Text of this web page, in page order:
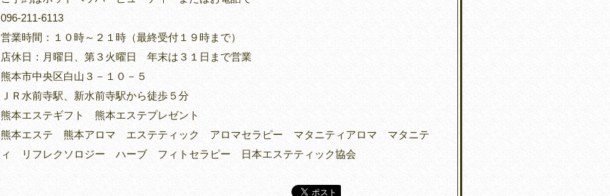
096-211-6113
営業時間：１０時～２１時（最終受付１９時まで）
店休日：月曜日、第３火曜日 年末は３１日まで営業
熊本市中央区白山３－１０－５
ＪＲ水前寺駅、新水前寺駅から徒歩５分
熊本エステギフト 熊本エステプレゼント
熊本エステ 熊本アロマ エステティック アロマセラピー マタニティアロマ マタニテ
ィ リフレクソロジー ハーブ フィトセラピー 日本エステティック協会